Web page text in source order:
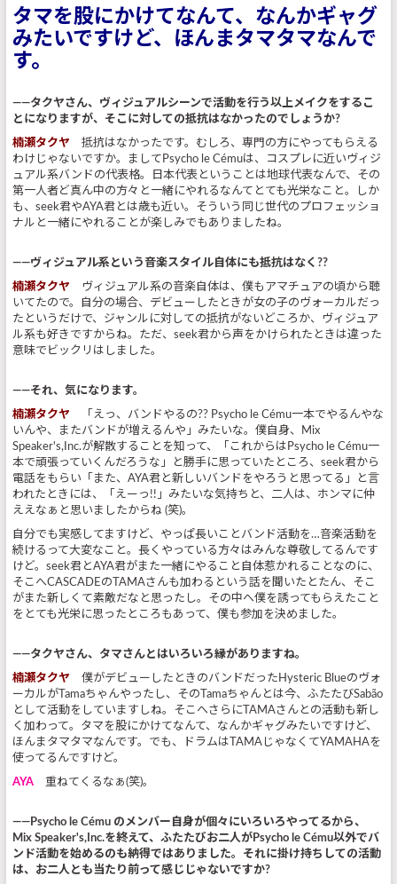
タマを股にかけてなんて、なんかギャグ
みたいですけど、ほんまタマタマなんで
す。
――タクヤさん、ヴィジュアルシーンで活動を行う以上メイクをするこ
とになりますが、そこに対しての抵抗はなかったのでしょうか?
楠瀬タクヤ 抵抗はなかったです。むしろ、専門の方にやってもらえる
わけじゃないですか。ましてPsycho le Cémuは、コスプレに近いヴィジ
ュアル系バンドの代表格。日本代表ということは地球代表なんで、その
第一人者ど真ん中の方々と一緒にやれるなんてとても光栄なこと。しか
も、seek君やAYA君とは歳も近い。そういう同じ世代のプロフェッショ
ナルと一緒にやれることが楽しみでもありましたね。
――ヴィジュアル系という音楽スタイル自体にも抵抗はなく??
楠瀬タクヤ
ヴィジュアル系の音楽自体は、僕もアマチュアの頃から聴
いてたので。自分の場合、デビューしたときが女の子のヴォーカルだっ
たというだけで、ジャンルに対しての抵抗がないどころか、ヴィジュア
ル系も好きですからね。ただ、seek君から声をかけられたときは違った
意味でビックリはしました。
――それ、気になります。
楠瀬タクヤ
「えっ、バンドやるの?? Psycho le Cému一本でやるんやな
いんや、またバンドが増えるんや」みたいな。僕自身、Mix
Speaker's,Inc.が解散することを知って、「これからはPsycho le Cému一
本で頑張っていくんだろうな」と勝手に思っていたところ、seek君から
電話をもらい「また、AYA君と新しいバンドをやろうと思ってる」と言
われたときには、「えーっ!!」みたいな気持ちと、二人は、ホンマに仲
ええなぁと思いましたからね (笑)。
自分でも実感してますけど、やっぱ長いことバンド活動を…音楽活動を
続けるって大変なこと。長くやっている方々はみんな尊敬してるんです
けど。seek君とAYA君がまた一緒にやること自体惹かれることなのに、
そこへCASCADEのTAMAさんも加わるという話を聞いたとたん、そこ
がまた新しくて素敵だなと思ったし。その中へ僕を誘ってもらえたこと
をとても光栄に思ったところもあって、僕も参加を決めました。
――タクヤさん、タマさんとはいろいろ縁がありますね。
楠瀬タクヤ 僕がデビューしたときのバンドだったHysteric Blueのヴォ
ーカルがTamaちゃんやったし、そのTamaちゃんとは今、ふたたびSabão
として活動をしていますしね。そこへさらにTAMAさんとの活動も新し
く加わって。タマを股にかけてなんて、なんかギャグみたいですけど、
ほんまタマタマなんです。でも、ドラムはTAMAじゃなくてYAMAHAを
使ってるんですけど。
AYA 重ねてくるなぁ(笑)。
――Psycho le Cému のメンバー自身が個々にいろいろやってるから、
Mix Speaker's,Inc.を終えて、ふたたびお二人がPsycho le Cému以外でバ
ンド活動を始めるのも納得ではありました。それに掛け持ちしての活動
は、お二人とも当たり前って感じじゃないですか?